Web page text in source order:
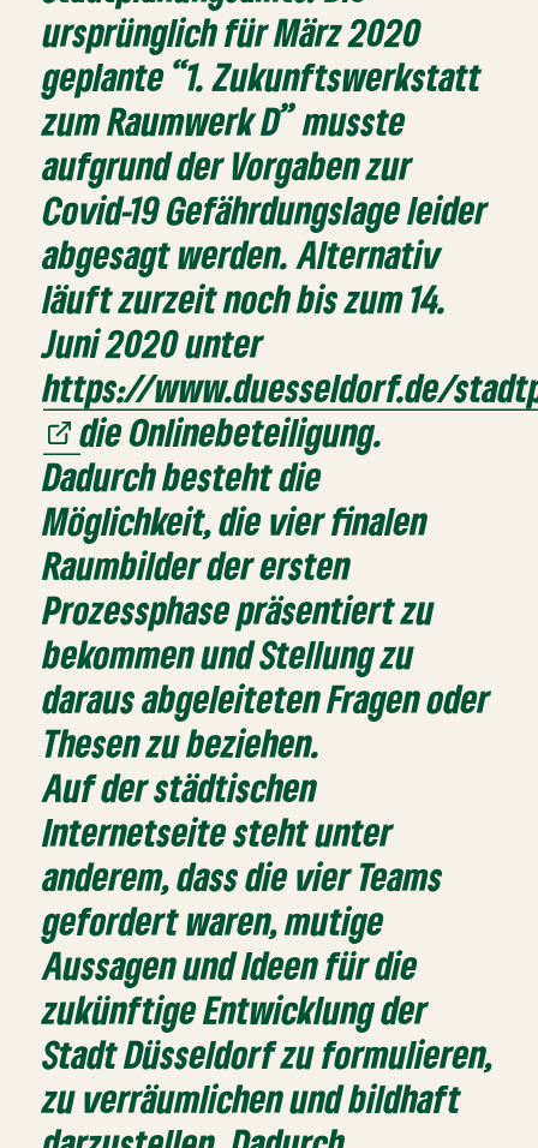
ursprünglich für März 2020
geplante “1. Zukunftswerkstatt
zum Raumwerk D” musste
aufgrund der Vorgaben zur
Covid-19 Gefährdungslage leider
abgesagt werden. Alternativ
läuft zurzeit noch bis zum 14.
Juni 2020 unter
https://www.duesseldorf.de/
die Onlinebeteiligung.
Dadurch besteht die
Möglichkeit, die vier finalen
Raumbilder der ersten
Prozessphase präsentiert zu
bekommen und Stellung zu
daraus abgeleiteten Fragen oder
Thesen zu beziehen.
Auf der städtischen
Internetseite steht unter
anderem, dass die vier Teams
gefordert waren, mutige
Aussagen und Ideen für die
zukünftige Entwicklung der
Stadt Düsseldorf zu formulieren,
zu verräumlichen und bildhaft